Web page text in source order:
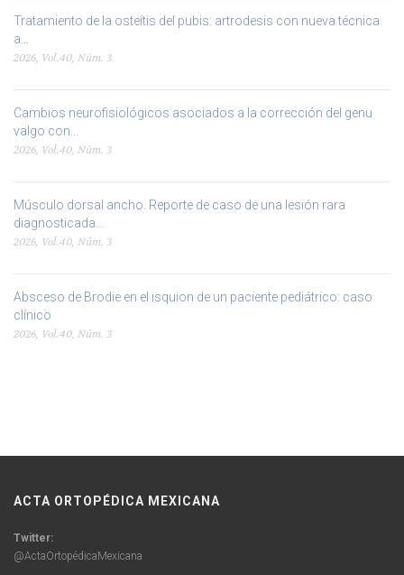
Tratamiento de la osteítis del pubis: artrodesis con nueva técnica
a...
2026, Vol.40, Núm. 3
Cambios neurofisiológicos asociados a la corrección del genu
valgo con...
2026, Vol.40, Núm. 3
Músculo dorsal ancho. Reporte de caso de una lesión rara
diagnosticada...
2026, Vol.40, Núm. 3
Absceso de Brodie en el isquion de un paciente pediátrico: caso
clínico
2026, Vol.40, Núm. 3
ACTA ORTOPÉDICA MEXICANA
Twitter:
@ActaOrtopédicaMexicana